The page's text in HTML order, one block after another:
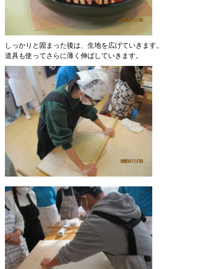
しっかりと固まった後は、生地を広げていきます。
道具も使ってさらに薄く伸ばしていきます。